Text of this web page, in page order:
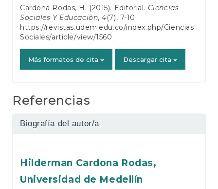
artículo
Cardona Rodas, H. (2015). Editorial. Ciencias
Sociales Y Educación,4(7), 7-10.
https://revistas.udem.edu.co/index.php/Ciencias_
Sociales/article/view/1560
Más formatos de cita Descargar cita
Referencias
Biografía del autor/a
Hilderman Cardona Rodas,
Universidad de Medellín